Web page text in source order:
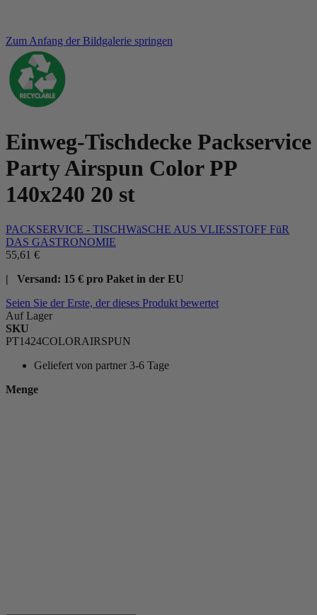
Zum Anfang der Bildgalerie springen
Einweg-Tischdecke Packservice
Party Airspun Color PP
140x240 20 st
PACKSERVICE - TISCHWäSCHE AUS VLIESSTOFF FüR
DAS GASTRONOMIE
55,61 €
| Versand: 15 € pro Paket in der EU
Seien Sie der Erste, der dieses Produkt bewertet
Auf Lager
SKU
PT1424COLORAIRSPUN
Geliefert von partner 3-6 Tage
Menge